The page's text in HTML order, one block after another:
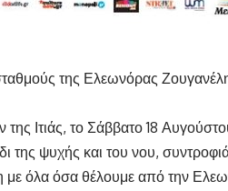
της Ελεωνόρας
Ιτιάς, το Σάββατο 18
της ψυχής και του νου,
με όλα όσα θέλουμε από την